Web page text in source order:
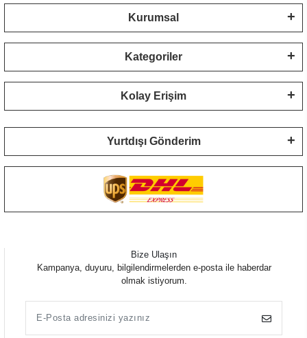
Kurumsal
Kategoriler
Kolay Erişim
Yurtdışı Gönderim
Bize Ulaşın
Kampanya, duyuru, bilgilendirmelerden e-posta ile haberdar
olmak istiyorum.